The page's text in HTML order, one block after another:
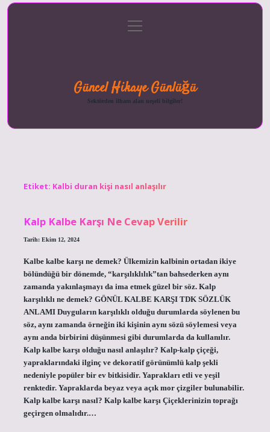
menüyü
aç
Güncel Hikaye Günlüğü
Sektörden ilham alan neşeli bilgiler!
Etiket: Kalbi duran kişi nasıl anlaşılır
Kalp Kalbe Karşı Ne Cevap Verilir
Tarih: Ekim 12, 2024
Kalbe kalbe karşı ne demek? Ülkemizin kalbinin ortadan ikiye
bölündüğü bir dönemde, “karşılıklılık”tan bahsederken aynı
zamanda yakınlaşmayı da ima etmek güzel bir söz. Kalp
karşılıklı ne demek? GÖNÜL KALBE KARŞI TDK SÖZLÜK
ANLAMI Duyguların karşılıklı olduğu durumlarda söylenen bu
söz, aynı zamanda örneğin iki kişinin aynı sözü söylemesi veya
aynı anda birbirini düşünmesi gibi durumlarda da kullanılır.
Kalp kalbe karşı olduğu nasıl anlaşılır? Kalp-kalp çiçeği,
yapraklarındaki ilginç ve dekoratif görünümlü kalp şekli
nedeniyle popüler bir ev bitkisidir. Yaprakları etli ve yeşil
renktedir. Yapraklarda beyaz veya açık mor çizgiler bulunabilir.
Kalp kalbe karşı nasıl? Kalp kalbe karşı Çiçeklerinizin toprağı
geçirgen olmalıdır.…